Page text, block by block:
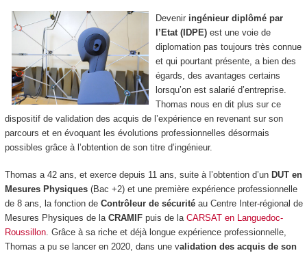
Devenir ingénieur diplômé par
l’Etat (IDPE)est une voie de
diplomation pas toujours très connue
et qui pourtant présente, a bien des
égards, des avantages certains
lorsqu’on est salarié d’entreprise.
Thomas nous en dit plus sur ce
dispositif de validation des acquis de l’expérience en revenant sur son
parcours et en évoquant les évolutions professionnelles désormais
possibles grâce à l’obtention de son titre d’ingénieur.
Thomas a 42 ans, et exerce depuis 11 ans, suite à l’obtention d’un DUT en
Mesures Physiques(Bac +2) et une première expérience professionnelle
de 8 ans, la fonction de Contrôleur de sécurité au Centre Inter-régional de
Mesures Physiques de la CRAMIFpuis de laCARSAT en Languedoc-
Roussillon. Grâce à sa riche et déjà longue expérience professionnelle,
Thomas a pu se lancer en 2020, dans une validation des acquis de son